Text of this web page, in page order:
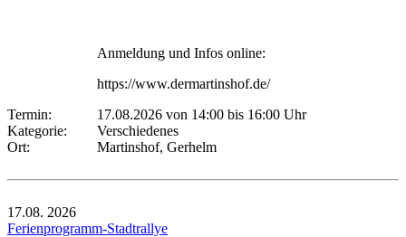
Anmeldung und Infos online:
https://www.dermartinshof.de/
Termin:
17.08.2026 von 14:00 bis 16:00 Uhr
Kategorie:
Verschiedenes
Ort:
Martinshof, Gerhelm
17.08. 2026
Ferienprogramm-Stadtrallye